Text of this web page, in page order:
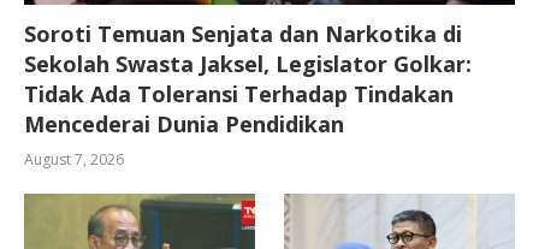
Soroti Temuan Senjata dan Narkotika di
Sekolah Swasta Jaksel, Legislator Golkar:
Tidak Ada Toleransi Terhadap Tindakan
Mencederai Dunia Pendidikan
August 7, 2026